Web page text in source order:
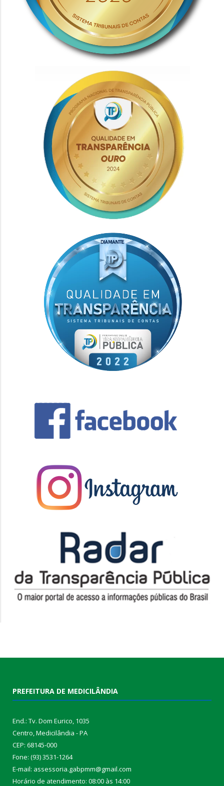
PREFEITURA DE MEDICILÂNDIA
End.: Tv. Dom Eurico, 1035
Centro, Medicilândia - PA
CEP: 68145-000
Fone: (93) 3531-1264
E-mail: assessoria.gabpmm@gmail.com
Horário de atendimento: 08:00 às 14:00